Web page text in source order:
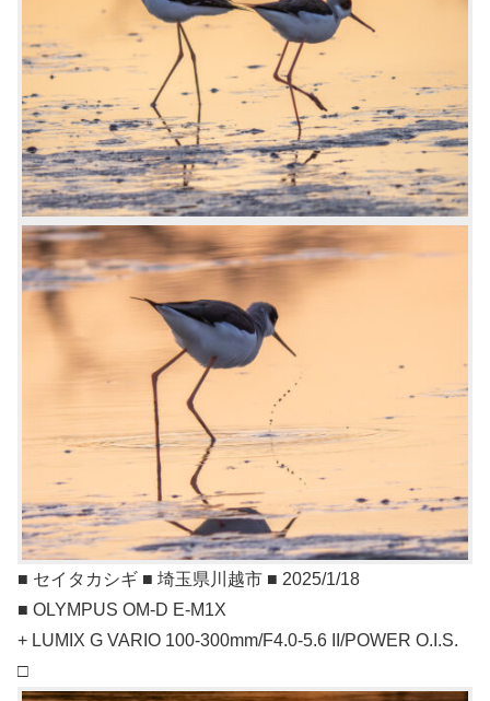
■ セイタカシギ ■ 埼玉県川越市 ■ 2025/1/18
■ OLYMPUS OM-D E-M1X
+ LUMIX G VARIO 100-300mm/F4.0-5.6 II/POWER O.I.S.
□